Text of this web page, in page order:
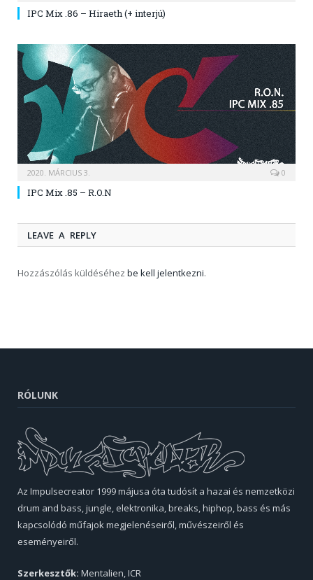
IPC Mix .86 – Hiraeth (+ interjú)
2020. MÁRCIUS 3. 0
IPC Mix .85 – R.O.N
LEAVE A REPLY
Hozzászólás küldéséhez be kell jelentkezni.
RÓLUNK
Az Impulsecreator 1999 májusa óta tudósít a hazai és nemzetközi
drum and bass, jungle, elektronika, breaks, hiphop, bass és más
kapcsolódó műfajok megjelenéseiről, művészeiről és
eseményeiről.
Szerkesztők: Mentalien, ICR